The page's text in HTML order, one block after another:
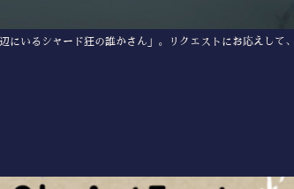
いるシャード狂の誰かさん」。リクエストにお応えして